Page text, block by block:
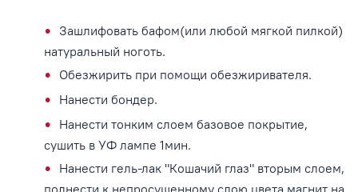
Зашлифовать бафом(или любой мягкой пилкой)
натуральный ноготь.
Обезжирить при помощи обезжиривателя.
Нанести бондер.
Нанести тонким слоем базовое покрытие,
сушить в УФ лампе 1мин.
Нанести гель-лак "Кошачий глаз" вторым слоем,